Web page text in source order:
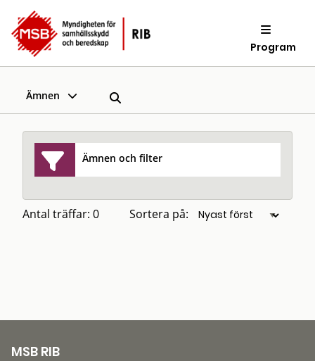
Program
Ämnen
Ämnen och filter
Antal träffar: 0 Sortera på:
MSB RIB